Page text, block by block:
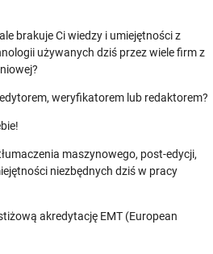
brakuje Ci wiedzy i umiejętności z
używanych dziś przez wiele firm z
weryfikatorem lub redaktorem?
maszynowego, post-edycji,
niezbędnych dziś w pracy
akredytację EMT (European